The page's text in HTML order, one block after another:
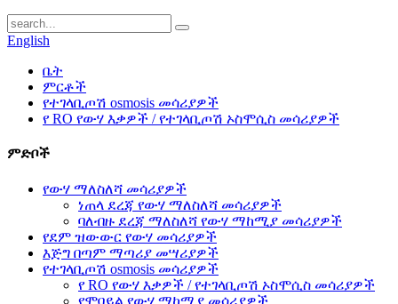
English
ቤት
ምርቶች
የተገላቢጦሽ osmosis መሳሪያዎች
የ RO የውሃ እቃዎች / የተገላቢጦሽ ኦስሞሲስ መሳሪያዎች
ምድቦች
የውሃ ማለስለሻ መሳሪያዎች
ነጠላ ደረጃ የውሃ ማለስለሻ መሳሪያዎች
ባለብዙ ደረጃ ማለስለሻ የውሃ ማከሚያ መሳሪያዎች
የደም ዝውውር የውሃ መሳሪያዎች
እጅግ በጣም ማጣሪያ መሣሪያዎች
የተገላቢጦሽ osmosis መሳሪያዎች
የ RO የውሃ እቃዎች / የተገላቢጦሽ ኦስሞሲስ መሳሪያዎች
የሞባይል የውሃ ማከሚያ መሳሪያዎች